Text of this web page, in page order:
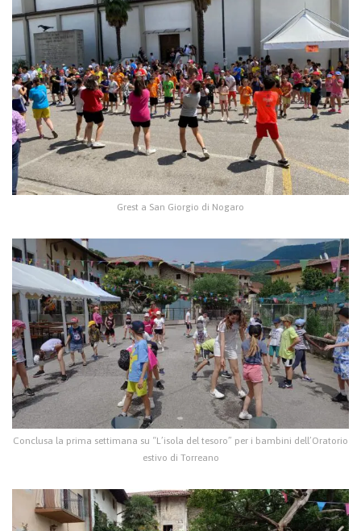
Grest a San Giorgio di Nogaro
Conclusa la prima settimana su “L’isola del tesoro” per i bambini dell’Oratorio
estivo di Torreano